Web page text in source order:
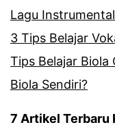
Lagu
3 Tips Belajar
Tips Belajar Biola
Biola Sendiri?
7 Artikel Terbaru